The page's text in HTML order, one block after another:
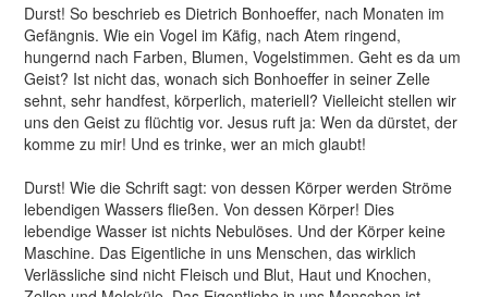
Durst! So beschrieb es Dietrich Bonhoeﬀer, nach Monaten im
Gefängnis. Wie ein Vogel im Käﬁg, nach Atem ringend,
hungernd nach Farben, Blumen, Vogelstimmen. Geht es da um
Geist? Ist nicht das, wonach sich Bonhoeﬀer in seiner Zelle
sehnt, sehr handfest, körperlich, materiell? Vielleicht stellen wir
uns den Geist zu ﬂüchtig vor. Jesus ruft ja: Wen da dürstet, der
komme zu mir! Und es trinke, wer an mich glaubt!
Durst! Wie die Schrift sagt: von dessen Körper werden Ströme
lebendigen Wassers ﬂießen. Von dessen Körper! Dies
lebendige Wasser ist nichts Nebulöses. Und der Körper keine
Maschine. Das Eigentliche in uns Menschen, das wirklich
Verlässliche sind nicht Fleisch und Blut, Haut und Knochen,